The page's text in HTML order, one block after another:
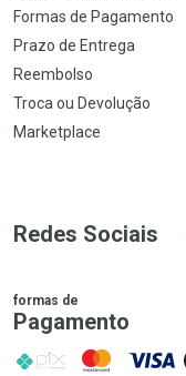
Formas de Pagamento
Prazo de Entrega
Reembolso
Troca ou Devolução
Marketplace
Redes Sociais
formas de
Pagamento
PIX MasterCard
VISA